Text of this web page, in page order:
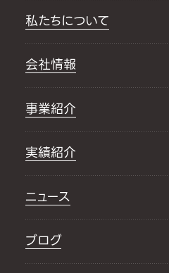
私たちについて
会社情報
事業紹介
実績紹介
ニュース
ブログ